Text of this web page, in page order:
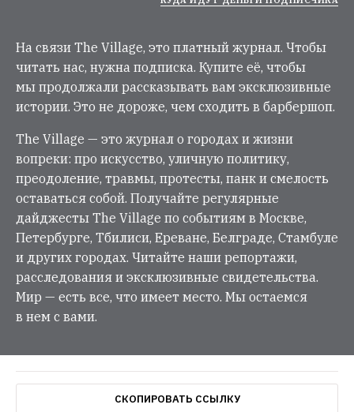
На связи The Village, это платный журнал. Чтобы
читать нас, нужна подписка. Купите её, чтобы
мы продолжали рассказывать вам эксклюзивные
истории. Это не дороже, чем сходить в барбершоп.
The Village — это журнал о городах и жизни
вопреки: про искусство, уличную политику,
преодоление, травмы, протесты, панк и смелость
оставаться собой. Получайте регулярные
дайджесты The Village по событиям в Москве,
Петербурге, Тбилиси, Ереване, Белграде, Стамбуле
и других городах. Читайте наши репортажи,
расследования и эксклюзивные свидетельства.
Мир — есть все, что имеет место. Мы остаемся
в нем с вами.
СКОПИРОВАТЬ ССЫЛКУ